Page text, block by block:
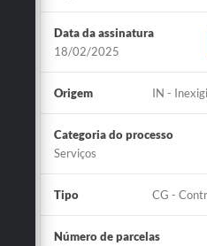
Data da assinatura
18/02/2025
Origem IN -
Categoria do processo
Serviços
Tipo CG -
Número de parcelas